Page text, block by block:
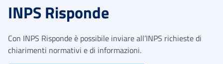
INPS Risponde
Con INPS Risponde è possibile inviare all’INPS richieste di
chiarimenti normativi e di informazioni.